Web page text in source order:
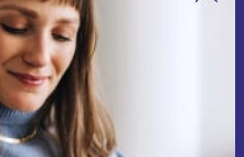
nyhetsbrev för
spara 200 kr!
igen.